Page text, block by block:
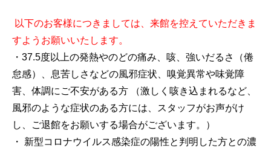
以下のお客様につきましては、来館を控えていただきま
すようお願いいたします。
・37.5度以上の発熱やのどの痛み、咳、強いだるさ（倦
怠感）、息苦しさなどの風邪症状、嗅覚異常や味覚障
害、体調にご不安がある方 （激しく咳き込まれるなど、
風邪のような症状のある方には、スタッフがお声がけ
し、ご退館をお願いする場合がございます。）
・ 新型コロナウイルス感染症の陽性と判明した方との濃